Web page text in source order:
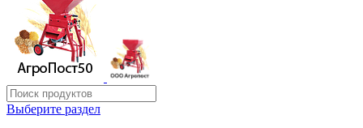
Выберите раздел